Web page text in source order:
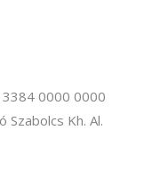
0000 0000
Kh. Al.